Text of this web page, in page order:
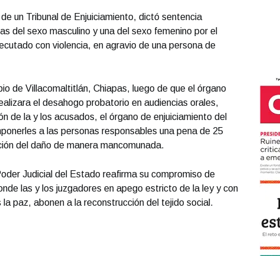
un Tribunal de Enjuiciamiento, dictó sentencia
del sexo masculino y una del sexo femenino por el
con violencia, en agravio de una persona de
de Villacomaltitlán, Chiapas, luego de que el órgano
el desahogo probatorio en audiencias orales,
de la y los acusados, el órgano de enjuiciamiento del
a las personas responsables una pena de 25
del daño de manera mancomunada.
Judicial del Estado reafirma su compromiso de
las y los juzgadores en apego estricto de la ley y con
la paz, abonen a la reconstrucción del tejido social.